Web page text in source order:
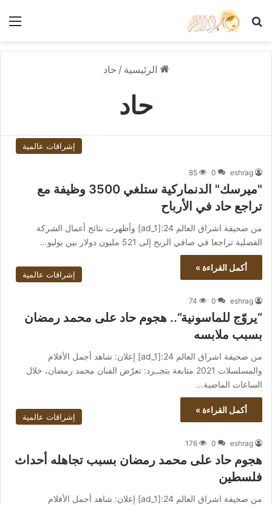
بحث عن
الرئيسية / حاد
حاد
إشراقات عالمية
eshrag
0
85
"ميرسك" الدنماركية ستلغي 3500 وظيفة مع
تراجع حاد في الأرباح
من صحيفة اشراق العالم 24:[ad_1] وأظهرت نتائج أعمال الشركة
الفصلية تراجعا في صافي الربح إلى 521 مليون دولار بين يوليو…
أكمل القراءة »
إشراقات عالمية
eshrag
0
74
“يروّج للماسونية”.. هجوم حاد على محمد رمضان
بسبب ملابسه
من صحيفة اشراق العالم 24:[ad_1] إعلان: شاهد أجمل الأفلام
والمسلسلات 2021 متابعة بتجــرد: تعرّض الفنان محمد رمضان، خلال
الساعات الماضية…
أكمل القراءة »
إشراقات عالمية
eshrag
0
176
هجوم حاد على محمد رمضان بسبب تجاهله أحداث
فلسطين
من صحيفة اشراق العالم 24:[ad_1] إعلان: شاهد أجمل الأفلام